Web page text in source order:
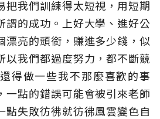
把我們訓練得太短視，用短期
謂的成功。上好大學、進好公
漂亮的頭銜，賺進多少錢，似
以我們都過度努力，都不斷競
得做一些我不那麼喜歡的事
一點的錯誤可能會被引來老師
點失敗彷彿就彷彿風雲變色自